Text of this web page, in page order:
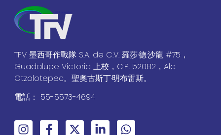
TFV 墨西哥作戰隊 S.A. de C.V. 羅莎·德·沙龍 #75，
Guadalupe Victoria 上校，C.P. 52082，Alc.
Otzolotepec。聖奧古斯丁·明布雷斯。
電話： 55-5573-4694